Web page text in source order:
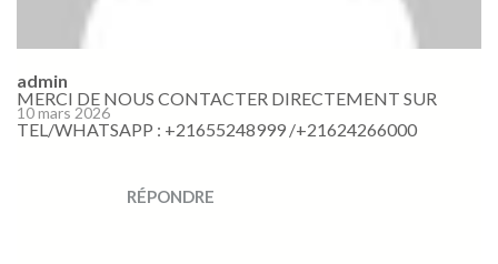
admin
10 mars 2026
MERCI DE NOUS CONTACTER DIRECTEMENT SUR
TEL/WHATSAPP : +21655248999 /+21624266000
RÉPONDRE